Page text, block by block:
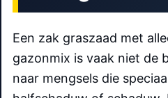
Een zak graszaad met
gazonmix is vaak niet de
naar mengsels die